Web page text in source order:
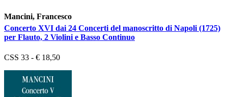
Mancini, Francesco
Concerto XVI dai 24 Concerti del manoscritto di Napoli (1725)
per Flauto, 2 Violini e Basso Continuo
CSS 33 - € 18,50